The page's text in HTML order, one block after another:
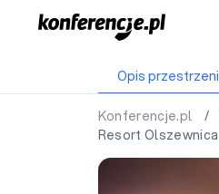
Opis przestrzeni
Konferencje.pl /
Resort Olszewnica